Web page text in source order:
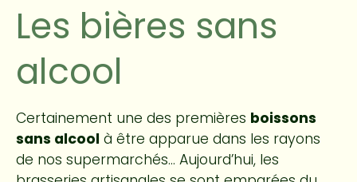
Les bières sans
alcool
Certainement une des premières boissons
sans alcool à être apparue dans les rayons
de nos supermarchés… Aujourd’hui, les